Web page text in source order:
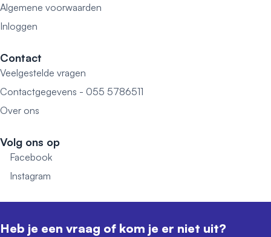
Algemene voorwaarden
Inloggen
Contact
Veelgestelde vragen
Contactgegevens - 055 5786511
Over ons
Volg ons op
Facebook
Instagram
Heb je een vraag of kom je er niet uit?